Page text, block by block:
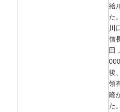
給
た
川
信
田
後
領
隆
た